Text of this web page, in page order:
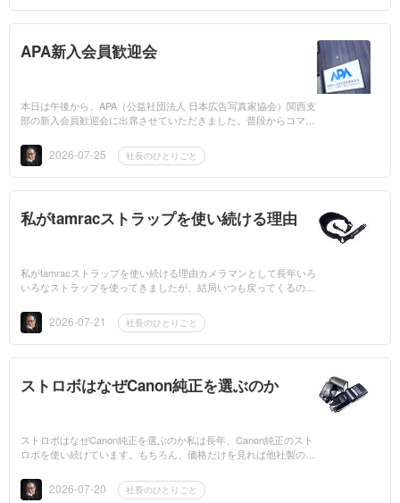
APA新入会員歓迎会
本日は午後から、APA（公益社団法人 日本広告写真家協会）関西支
部の新入会員歓迎会に出席させていただきました。普段からコマー
刺激的で学びの...
2026-07-25 社長のひとりごと
私がtamracストラップを使い続ける理由
私がtamracストラップを使い続ける理由カメラマンとして長年いろ
いろなストラップを使ってきましたが、結局いつも戻ってくるのが
レン素材な...2026-07-21 社長のひとりごと
ストロボはなぜCanon純正を選ぶのか
ストロボはなぜCanon純正を選ぶのか私は長年、Canon純正のスト
ロボを使い続けています。もちろん、価格だけを見れば他社製のス
う道具として私が...
2026-07-20 社長のひとりごと